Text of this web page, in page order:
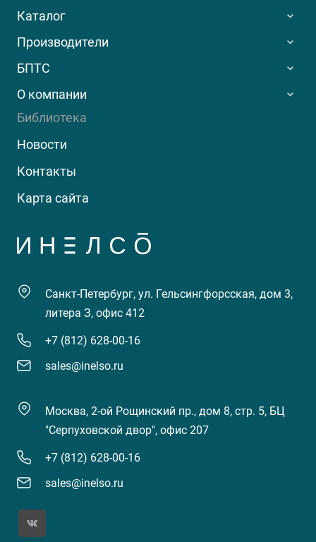
Каталог
Производители
БПТС
О компании
Библиотека
Новости
Контакты
Карта сайта
Санкт-Петербург, ул. Гельсингфорсская, дом 3,
литера З, офис 412
+7 (812) 628-00-16
sales@inelso.ru
Москва, 2-ой Рощинский пр., дом 8, стр. 5, БЦ
"Серпуховской двор", офис 207
+7 (812) 628-00-16
sales@inelso.ru